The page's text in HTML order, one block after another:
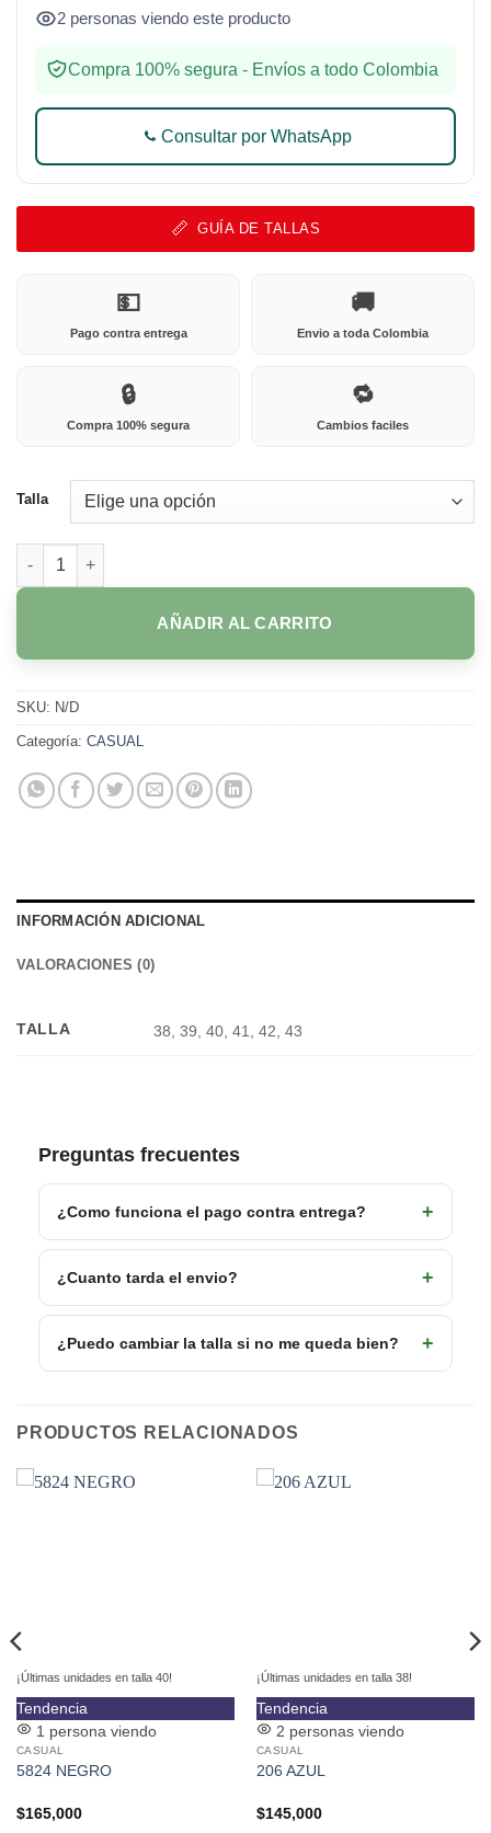
2 personas viendo este producto
Compra 100% segura - Envíos a todo Colombia
Consultar por WhatsApp
GUÍA DE TALLAS
💵
Pago contra entrega
🚚
Envio a toda Colombia
🔒
Compra 100% segura
🔁
Cambios faciles
Talla
1019 CAFÉ cantidad
AÑADIR AL CARRITO
SKU: N/D
Categoría: CASUAL
INFORMACIÓN ADICIONAL
VALORACIONES (0)
TALLA 38, 39, 40, 41, 42, 43
Preguntas frecuentes
¿Como funciona el pago contra entrega?
¿Cuanto tarda el envio?
¿Puedo cambiar la talla si no me queda bien?
PRODUCTOS RELACIONADOS
Tendencia
¡Últimas unidades en talla 40!
1 persona viendo
CASUAL
5824 NEGRO
$165,000
Este
producto
tiene
múltiples
Las
Tendencia
¡Últimas unidades en talla 38!
2 personas viendo
CASUAL
206 AZUL
$145,000
Este
producto
tiene
múltiples
Las